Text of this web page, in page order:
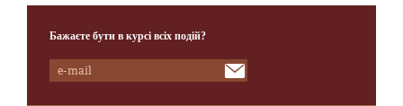
Бажаєте бути в курсі всіх подій?